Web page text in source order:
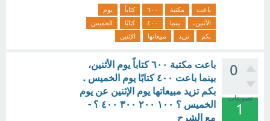
باعت مكتبة ٦٠٠ كتاباً
يوم
الأثنين،
بينما ٤٠٠ كتابًا
الخميس
بكم
تزيد مبيعاتها الإثنين
0
تصويتات
1
باعت مكتبة ٦٠٠ كتاباً يوم الأثنين،
بينما باعت ٤٠٠ كتابًا يوم الخميس .
بكم تزيد مبيعاتها يوم الإثنين عن يوم
الخميس ؟ ١٠٠ ٢٠٠ ٣٠٠ ٤٠٠ ؟ -
مع الشرح